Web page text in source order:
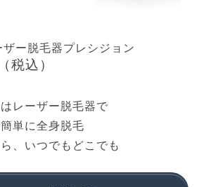
ー脱毛器プレシジョン
（税込）
はレーザー脱毛器で
単に全身脱毛
、いつでもどこでも